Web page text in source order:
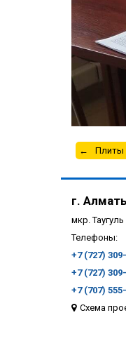
Плиты
г.
мкр.
Телефоны:
+7 (727)
+7 (727)
+7 (707)
Схема